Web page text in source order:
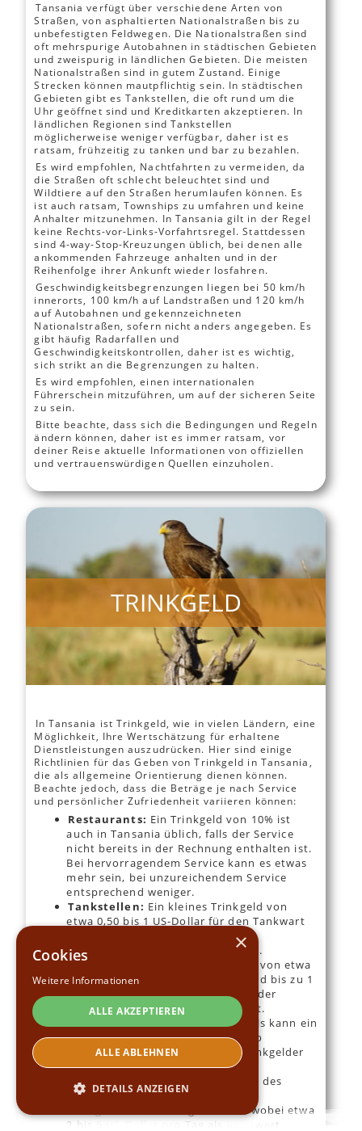
Tansania verfügt über verschiedene Arten von
Straßen, von asphaltierten Nationalstraßen bis zu
unbefestigten Feldwegen. Die Nationalstraßen sind
oft mehrspurige Autobahnen in städtischen Gebieten
und zweispurig in ländlichen Gebieten. Die meisten
Nationalstraßen sind in gutem Zustand. Einige
Strecken können mautpflichtig sein. In städtischen
Gebieten gibt es Tankstellen, die oft rund um die
Uhr geöffnet sind und Kreditkarten akzeptieren. In
ländlichen Regionen sind Tankstellen
möglicherweise weniger verfügbar, daher ist es
ratsam, frühzeitig zu tanken und bar zu bezahlen.
Es wird empfohlen, Nachtfahrten zu vermeiden, da
die Straßen oft schlecht beleuchtet sind und
Wildtiere auf den Straßen herumlaufen können. Es
ist auch ratsam, Townships zu umfahren und keine
Anhalter mitzunehmen. In Tansania gilt in der Regel
keine Rechts-vor-Links-Vorfahrtsregel. Stattdessen
sind 4-way-Stop-Kreuzungen üblich, bei denen alle
ankommenden Fahrzeuge anhalten und in der
Reihenfolge ihrer Ankunft wieder losfahren.
Geschwindigkeitsbegrenzungen liegen bei 50 km/h
innerorts, 100 km/h auf Landstraßen und 120 km/h
auf Autobahnen und gekennzeichneten
Nationalstraßen, sofern nicht anders angegeben. Es
gibt häufig Radarfallen und
Geschwindigkeitskontrollen, daher ist es wichtig,
sich strikt an die Begrenzungen zu halten.
Es wird empfohlen, einen internationalen
Führerschein mitzuführen, um auf der sicheren Seite
zu sein.
Bitte beachte, dass sich die Bedingungen und Regeln
ändern können, daher ist es immer ratsam, vor
deiner Reise aktuelle Informationen von offiziellen
und vertrauenswürdigen Quellen einzuholen.
TRINKGELD
In Tansania ist Trinkgeld, wie in vielen Ländern, eine
Möglichkeit, Ihre Wertschätzung für erhaltene
Dienstleistungen auszudrücken. Hier sind einige
Richtlinien für das Geben von Trinkgeld in Tansania,
die als allgemeine Orientierung dienen können.
Beachte jedoch, dass die Beträge je nach Service
und persönlicher Zufriedenheit variieren können:
Restaurants: Ein Trinkgeld von 10% ist
auch in Tansania üblich, falls der Service
nicht bereits in der Rechnung enthalten ist.
Bei hervorragendem Service kann es etwas
mehr sein, bei unzureichendem Service
entsprechend weniger.
Tankstellen: Ein kleines Trinkgeld von
etwa 0,50 bis 1 US-Dollar für den Tankwart
ist angemessen, wenn zusätzliche
Dienstleistungen erbracht wurden.
Parkplatzwächter:
Ein Trinkgeld von etwa
0,50 US-Dollar für kurze Stopps und bis zu 1
US-Dollar für längere Parkzeiten oder
besonderen Service ist angebracht.
Für Gepäckträger in Hotels kann ein
Trinkgeld von etwa 1 US-Dollar pro
Gepäckstück gegeben werden. Trinkgelder
für Zimmermädchen und andere
Dienstleistungen können am Ende des
Aufenthalts in einer gemeinsamen
Trinkgeldbox hinterlegt werden, wobei etwa
2 bis 5 US-Dollar pro Tag als Richtwert
×
Cookies
Weitere Informationen
ALLE AKZEPTIEREN
ALLE ABLEHNEN
DETAILS ANZEIGEN